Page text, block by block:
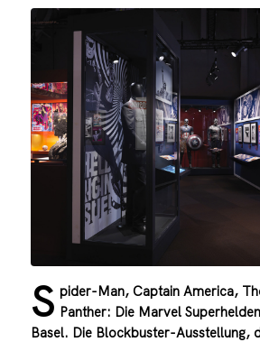
S pider-Man, Captain America,
Panther: Die Marvel
Basel. Die Blockbuster-Ausstellung,